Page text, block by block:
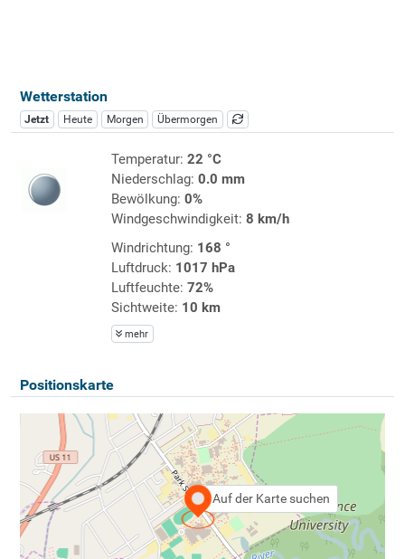
Wetterstation
Jetzt Heute Morgen Übermorgen
Temperatur: 22 °C
Niederschlag: 0.0 mm
Bewölkung: 0%
Windgeschwindigkeit: 8 km/h
Windrichtung: 168 °
Luftdruck: 1017 hPa
Luftfeuchte: 72%
Sichtweite: 10 km
mehr
Positionskarte
Auf der Karte suchen